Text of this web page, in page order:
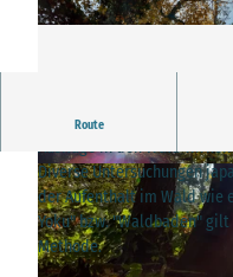
© Maluna Dagmar Ritter | CC-BY
Route
Waldbaden im Wingster Wald
Ausflüge in den Wald
Diverse Untersuchungen
der Aufenthalt im Wald wie
Yoku" bzw. "Waldbaden"
Methode.